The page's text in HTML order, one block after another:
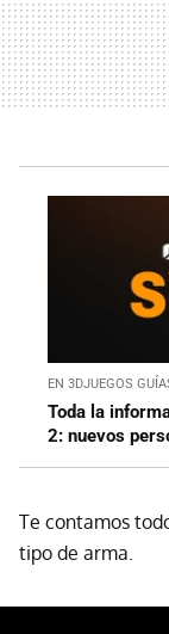
EN 3DJUEGOS
Toda la
2: nuevos
Te contamos
tipo de arma.